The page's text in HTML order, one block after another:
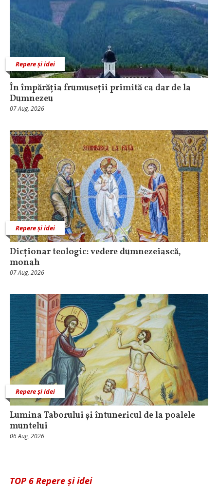
Repere și idei
În împărăția frumuseții primită ca dar de la
Dumnezeu
07 Aug, 2026
Repere și idei
Dicționar teologic: vedere dumnezeiască,
monah
07 Aug, 2026
Repere și idei
Lumina Taborului și întunericul de la poalele
muntelui
06 Aug, 2026
TOP 6 Repere și idei